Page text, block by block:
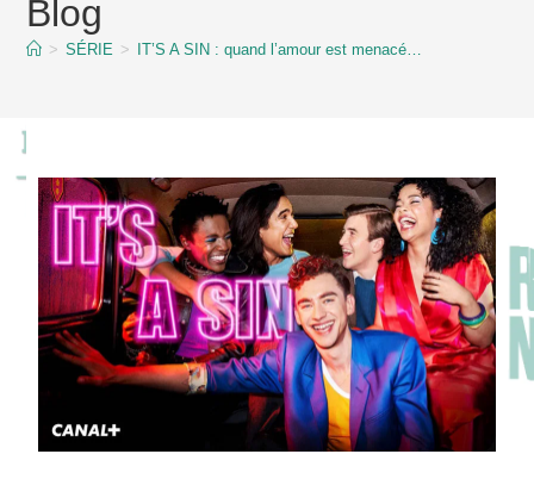
contentBlog
> SÉRIE > IT’S A SIN : quand l’amour est menacé…